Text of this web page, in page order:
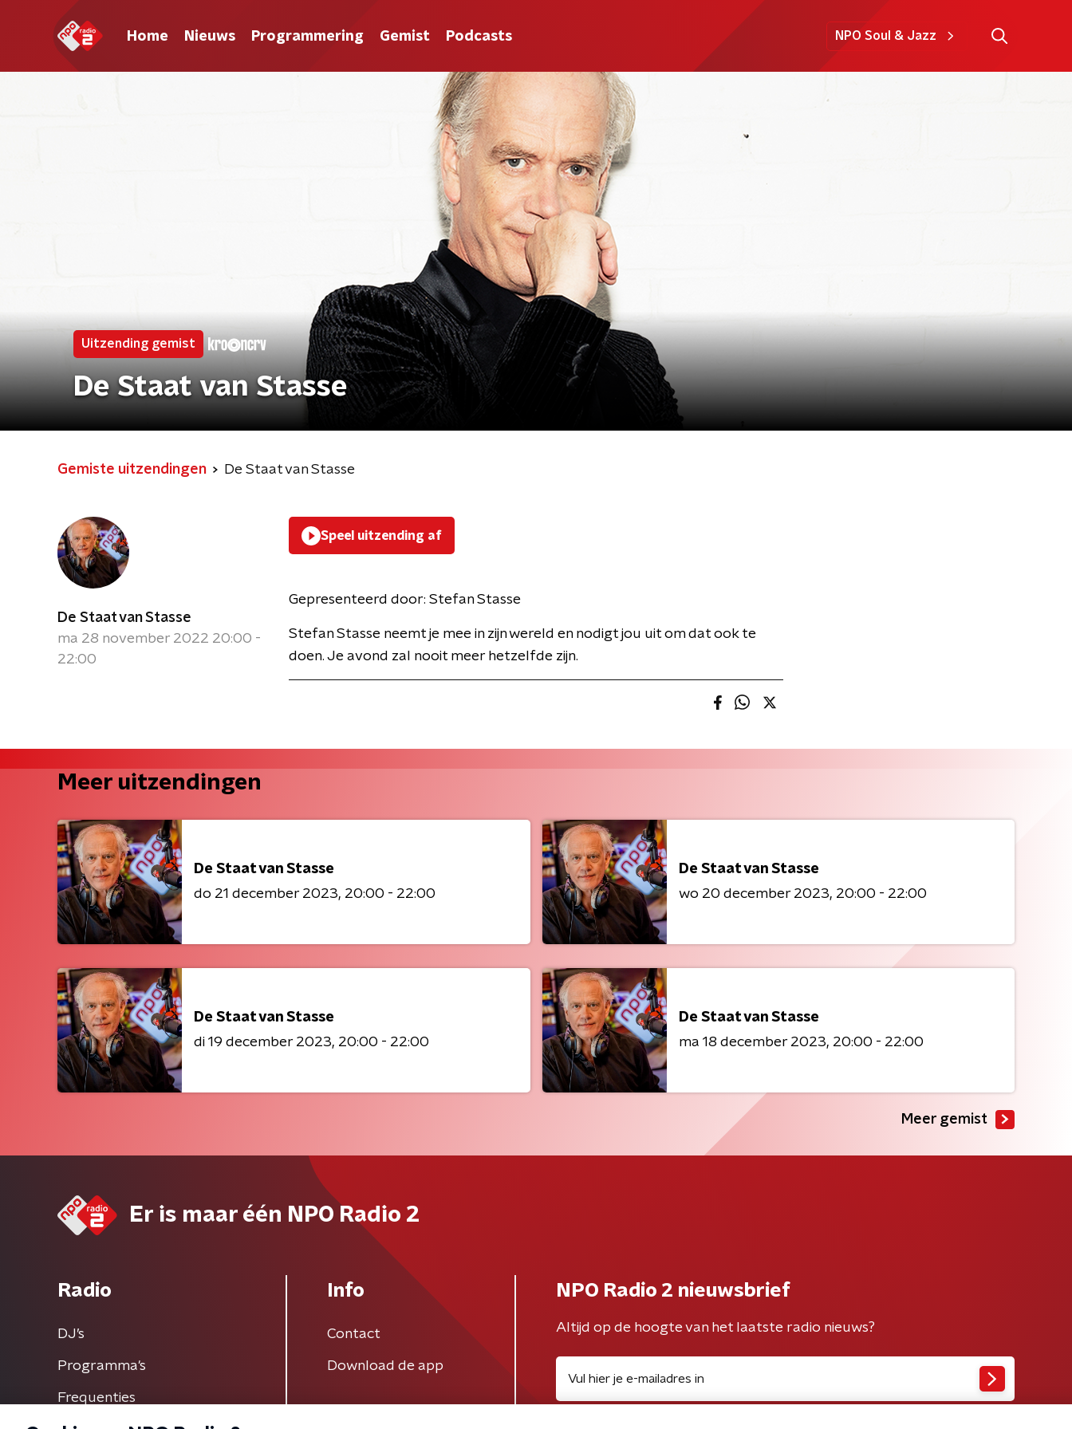
Home Nieuws Programmering Gemist Podcasts NPO Soul & Jazz
Uitzending gemist
De Staat van Stasse
Gemiste uitzendingen De Staat van Stasse
De Staat van Stasse
ma 28 november 2022 20:00 -
22:00
Speel uitzending af
Gepresenteerd door: Stefan Stasse
Stefan Stasse neemt je mee in zijn wereld en nodigt jou uit om dat ook te
doen. Je avond zal nooit meer hetzelfde zijn.
Meer uitzendingen
De Staat van Stasse
do 21 december 2023 20:00 - 22:00
De Staat van Stasse
wo 20 december 2023 20:00 - 22:00
De Staat van Stasse
di 19 december 2023 20:00 - 22:00
De Staat van Stasse
ma 18 december 2023 20:00 - 22:00
Meer gemist
Er is maar één NPO Radio 2
Radio
DJ’s
Programma's
Frequenties
Info
Contact
Download de app
NPO Radio 2 nieuwsbrief
Altijd op de hoogte van het laatste radio nieuws?